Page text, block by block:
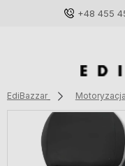
+48 455
EdiBazzar Motoryzacja